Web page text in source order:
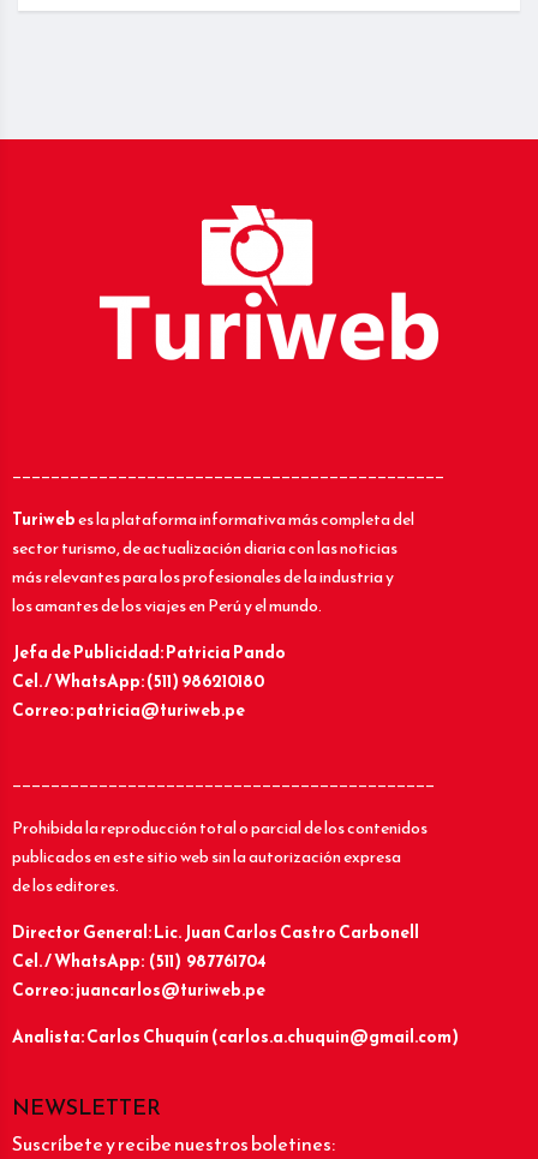
_____________________________________________
Turiwebes la plataforma informativa más completa del
sector turismo, de actualización diaria con las noticias
más relevantes para los profesionales de la industria y
los amantes de los viajes en Perú y el mundo.
Jefa de Publicidad: Patricia Pando
Cel. / WhatsApp: (511) 986210180
Correo: patricia@turiweb.pe
____________________________________________
Prohibida la reproducción total o parcial de los contenidos
publicados en este sitio web sin la autorización expresa
de los editores.
Director General: Lic.Juan Carlos Castro Carbonell
Cel. / WhatsApp: (511) 987761704
Correo: juancarlos@turiweb.pe
Analista: Carlos Chuquín (carlos.a.chuquin@gmail.com)
NEWSLETTER
Suscríbete y recibe nuestros boletines: